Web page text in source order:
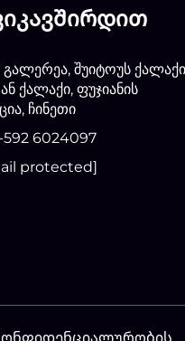
გალერეა, შუიტოუს
ქალაქი, ფუჯიანის
ჩინეთი
592 6024097
protected]